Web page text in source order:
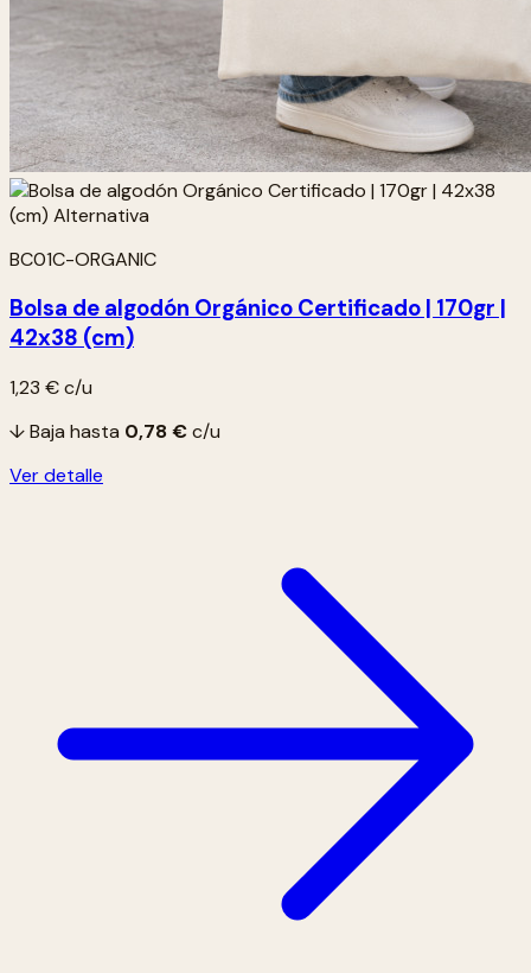
BC01C-ORGANIC
Bolsa de algodón Orgánico Certificado | 170gr |
42x38 (cm)
1,23 €c/u
↓ Baja hasta 0,78 €c/u
Ver detalle